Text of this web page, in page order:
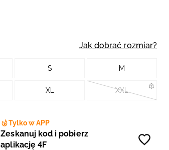
Jak dobrać rozmiar?
S M
XL XXL
Tylko w APP
Zeskanuj kod i pobierz
aplikację 4F